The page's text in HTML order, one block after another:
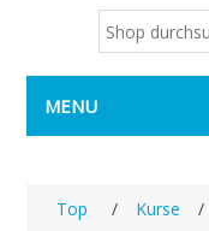
MENU
Top / Kurse /